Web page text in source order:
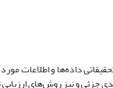
داده‌ها و اطلاعات